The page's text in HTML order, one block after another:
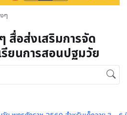
ๆ
สื่อส่งเสริมการจัด
ยนการสอนปฐมวัย